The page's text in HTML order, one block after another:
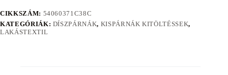
CIKKSZÁM: 54060371C38C
KATEGÓRIÁK: DÍSZPÁRNÁK, KISPÁRNÁK KITÖLTÉSSEK,
LAKÁSTEXTIL